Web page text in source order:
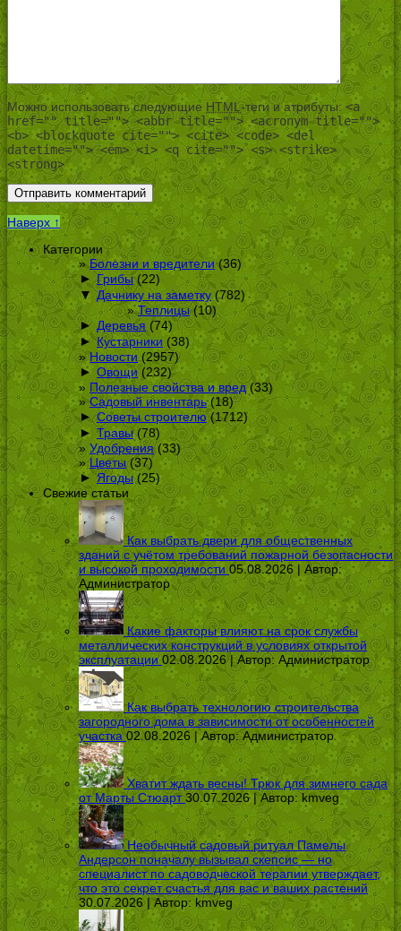
Можно использовать следующие HTML-теги и атрибуты: <a
href="" title=""> <abbr title=""> <acronym title="">
<b> <blockquote cite=""> <cite> <code> <del
datetime=""> <em> <i> <q cite=""> <s> <strike>
<strong>
Наверх ↑
Категории
Болезни и вредители(36)
► Грибы(22)
▼ Дачнику на заметку(782)
Теплицы(10)
► Деревья (74)
► Кустарники (38)
Новости(2957)
► Овощи(232)
Полезные свойства и вред(33)
Садовый инвентарь(18)
► Советы строителю(1712)
► Травы(78)
Удобрения(33)
Цветы(37)
► Ягоды(25)
Свежие статьи
Как выбрать двери для общественных
зданий с учётом требований пожарной безопасности
и высокой проходимости 05.08.2026 | Автор:
Администратор
Какие факторы влияют на срок службы
металлических конструкций в условиях открытой
эксплуатации 02.08.2026 | Автор: Администратор
Как выбрать технологию строительства
загородного дома в зависимости от особенностей
участка 02.08.2026 | Автор:Администратор
Хватит ждать весны! Трюк для зимнего сада
от Марты Стюарт 30.07.2026 | Автор:kmveg
Необычный садовый ритуал Памелы
Андерсон поначалу вызывал скепсис — но
специалист по садоводческой терапии утверждает,
что это секрет счастья для вас и ваших растений
30.07.2026 | Автор: kmveg